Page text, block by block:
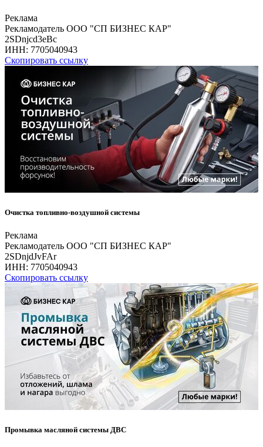
Реклама
Рекламодатель ООО "СП БИЗНЕС КАР"
2SDnjcd3eBc
ИНН: 7705040943
Скопировать ссылку
Очистка топливно-воздушной системы
Реклама
Рекламодатель ООО "СП БИЗНЕС КАР"
2SDnjdJvFAr
ИНН: 7705040943
Скопировать ссылку
Промывка масляной системы ДВС